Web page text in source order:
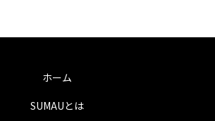
ホーム
SUMAUとは